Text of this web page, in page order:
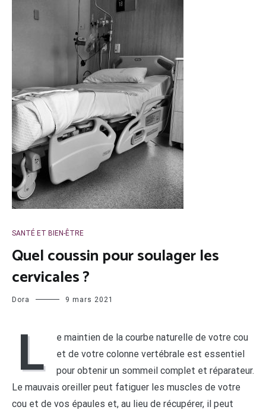
SANTÉ ET BIEN-ÊTRE
Quel coussin pour soulager les
cervicales ?
Dora 9 mars 2021
L
e maintien de la courbe naturelle de votre cou
et de votre colonne vertébrale est essentiel
pour obtenir un sommeil complet et réparateur.
Le mauvais oreiller peut fatiguer les muscles de votre
cou et de vos épaules et, au lieu de récupérer, il peut